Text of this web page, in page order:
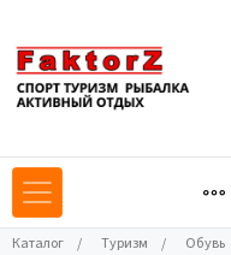
Каталог / Туризм / Обувь